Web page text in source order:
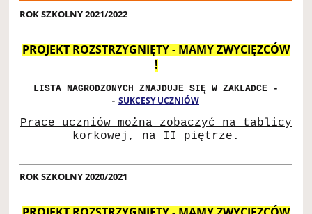
ROK SZKOLNY 2021/2022
PROJEKT ROZSTRZYGNIĘTY - MAMY ZWYCIĘZCÓW
!
LISTA NAGRODZONYCH ZNAJDUJE SIĘ W ZAKLADCE -
- SUKCESY UCZNIÓW
Prace uczniów można zobaczyć na tablicy
korkowej, na II piętrze.
ROK SZKOLNY 2020/2021